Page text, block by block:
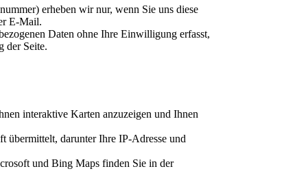
erheben wir nur, wenn Sie uns diese
E-Mail.
Daten ohne Ihre Einwilligung erfasst,
der Seite.
interaktive Karten anzuzeigen und Ihnen
darunter Ihre IP-Adresse und
und Bing Maps finden Sie in der